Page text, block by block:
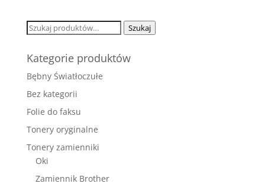
Szukaj: Szukaj
Kategorie produktów
Bębny Światłoczułe
Bez kategorii
Folie do faksu
Tonery oryginalne
Tonery zamienniki
Oki
Zamiennik Brother